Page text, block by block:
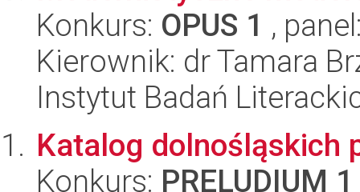
Konkurs: OPUS 1 ,
Kierownik: dr Tamara
Instytut Badań
Katalog dolnośląskich
Konkurs: PRELUDIUM 1